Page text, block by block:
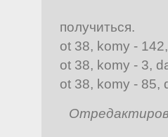
получиться.
ot 38, komy -
ot 38, komy - 3,
ot 38, komy - 85,